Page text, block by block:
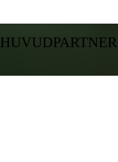
HUVUDPARTNER